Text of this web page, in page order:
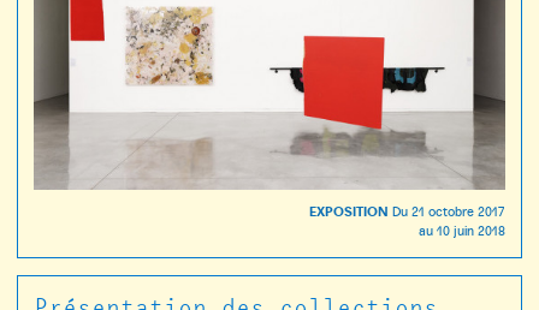
EXPOSITION Du 21 octobre 2017
au 10 juin 2018